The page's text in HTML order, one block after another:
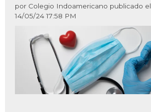
por Colegio Indoamericano publicado el
14/05/24 17:58 PM